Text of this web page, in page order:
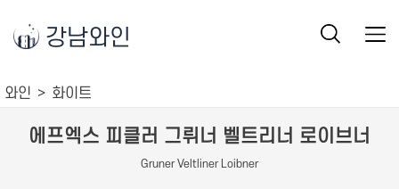
강남와인
와인 화이트
에프엑스 피클러 그뤼너 벨트리너 로이브너
Gruner Veltliner Loibner